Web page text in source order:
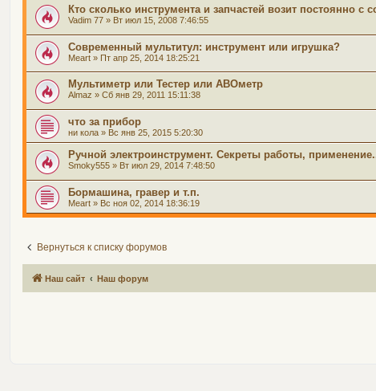
Кто сколько инструмента и запчастей возит постоянно с
Vadim 77 » Вт июл 15, 2008 7:46:55
Современный мультитул: инструмент или игрушка?
Meart » Пт апр 25, 2014 18:25:21
Мультиметр или Тестер или АВОметр
Almaz » Сб янв 29, 2011 15:11:38
что за прибор
ни кола » Вс янв 25, 2015 5:20:30
Ручной электроинструмент. Секреты работы,
Smoky555 » Вт июл 29, 2014 7:48:50
Бормашина, гравер и т.п.
Meart » Вс ноя 02, 2014 18:36:19
Вернуться к списку форумов
Наш сайт Наш форум